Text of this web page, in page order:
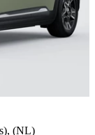
(NL)